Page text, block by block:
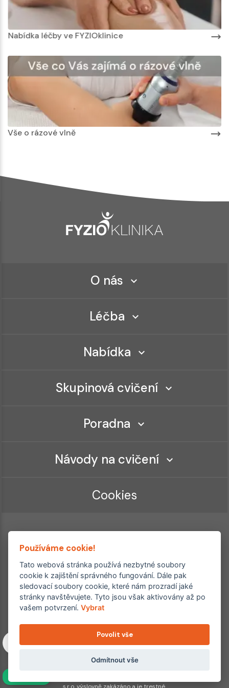
Nabídka léčby ve FYZIOklinice
Vše o rázové vlně
O nás
Léčba
Nabídka
Skupinová cvičení
Poradna
Návody na cvičení
Cookies
Ordinace roku
Rehabilitační ordinace
2. místo – 2017/2019
Copyright © 2011–2026 FYZIOklinika s.r.o.
Machkova 1642/2, Praha 4, Jižní Město – Chodov
Všechna práva vyhrazena. Jakékoliv užití obsahu či jeho částí
s.r.o. výslovně zakázáno a je trestné.
Používáme cookie!
Tato webová stránka používá nezbytné soubory
cookie k zajištění správného fungování. Dále pak
sledovací soubory cookie, které nám prozradí jaké
stránky navštěvujete. Tyto jsou však aktivovány až po
vašem potvrzení.Vybrat
Povolit vše
Odmítnout vše